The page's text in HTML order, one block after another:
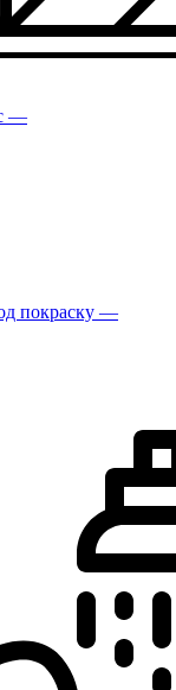
—
покраску —